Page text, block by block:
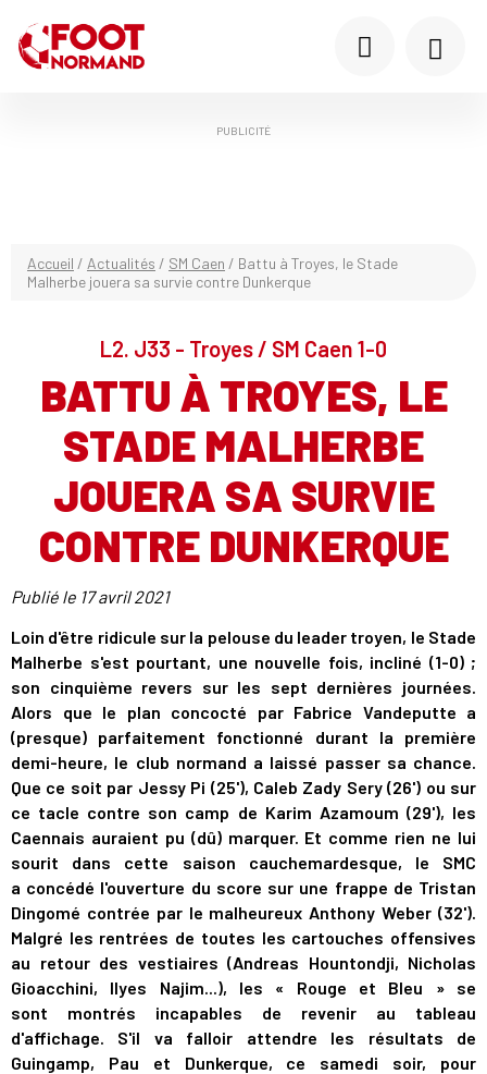
PUBLICITÉ
Accueil / Actualités / SM Caen / Battu à Troyes, le Stade
Malherbe jouera sa survie contre Dunkerque
L2. J33 - Troyes / SM Caen 1-0
BATTU À TROYES, LE
STADE MALHERBE
JOUERA SA SURVIE
CONTRE DUNKERQUE
Publié le 17 avril 2021
Loin d'être ridicule sur la pelouse du leader troyen, le Stade
Malherbe s'est pourtant, une nouvelle fois, incliné (1-0) ;
son cinquième revers sur les sept dernières journées.
Alors que le plan concocté par Fabrice Vandeputte a
(presque) parfaitement fonctionné durant la première
demi-heure, le club normand a laissé passer sa chance.
Que ce soit par Jessy Pi (25'), Caleb Zady Sery (26') ou sur
ce tacle contre son camp de Karim Azamoum (29'), les
Caennais auraient pu (dû) marquer. Et comme rien ne lui
sourit dans cette saison cauchemardesque, le SMC
a concédé l'ouverture du score sur une frappe de Tristan
Dingomé contrée par le malheureux Anthony Weber (32').
Malgré les rentrées de toutes les cartouches offensives
au retour des vestiaires (Andreas Hountondji, Nicholas
Gioacchini, Ilyes Najim...), les « Rouge et Bleu » se
sont montrés incapables de revenir au tableau
d'affichage. S'il va falloir attendre les résultats de
Guingamp, Pau et Dunkerque, ce samedi soir, pour